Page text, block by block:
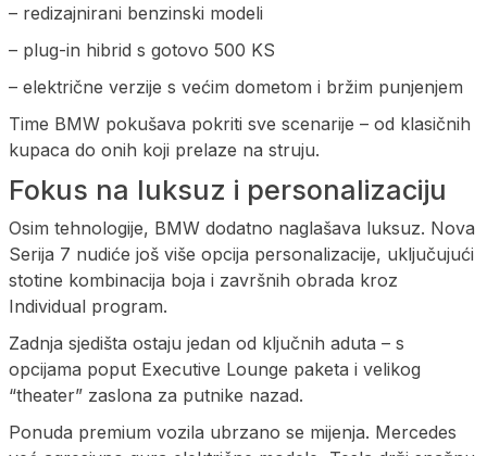
– redizajnirani benzinski modeli
– plug-in hibrid s gotovo 500 KS
– električne verzije s većim dometom i bržim punjenjem
Time BMW pokušava pokriti sve scenarije – od klasičnih
kupaca do onih koji prelaze na struju.
Fokus na luksuz i personalizaciju
Osim tehnologije, BMW dodatno naglašava luksuz. Nova
Serija 7 nudiće još više opcija personalizacije, uključujući
stotine kombinacija boja i završnih obrada kroz
Individual program.
Zadnja sjedišta ostaju jedan od ključnih aduta – s
opcijama poput Executive Lounge paketa i velikog
“theater” zaslona za putnike nazad.
Ponuda premium vozila ubrzano se mijenja. Mercedes